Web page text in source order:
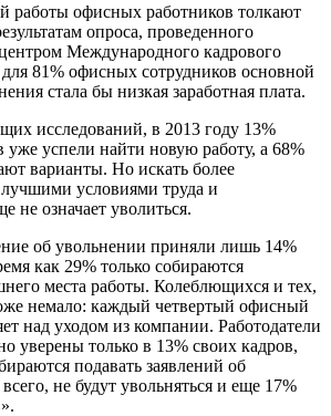
работы офисных работников толкают
опроса, проведенного
Международного кадрового
81% офисных сотрудников основной
стала бы низкая заработная плата.
исследований, в 2013 году 13%
успели найти новую работу, а 68%
варианты. Но искать более
условиями труда и
не означает уволиться.
об увольнении приняли лишь 14%
как 29% только собираются
места работы. Колеблющихся и тех,
немало: каждый четвертый офисный
над уходом из компании. Работодатели
уверены только в 13% своих кадров,
подавать заявлений об
не будут увольняться и еще 17%